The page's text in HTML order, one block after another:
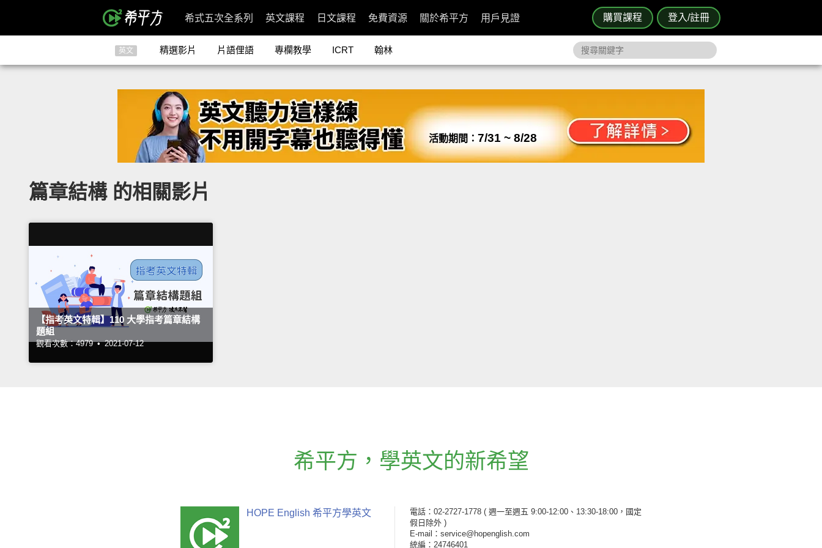
購買課程 登入/註冊
希式五次全系列 英文課程 日文課程 免費資源 關於希平方 用戶見證
英文 精選影片 片語俚語 專欄教學 ICRT 翰林
活動期間： 7/31 ~ 8/28
篇章結構 的相關影片
【指考英文特輯】110 大學指考篇章結構
題組
觀看次數：4979 • 2021-07-12
希平方 ， 學英文的新希望
HOPE English 希平方學英文 電話：02-2727-1778 ( 週一至週五 9:00-12:00、13:30-18:00，國定
假日除外 )
E-mail：service@hopenglish.com
統編：24746401